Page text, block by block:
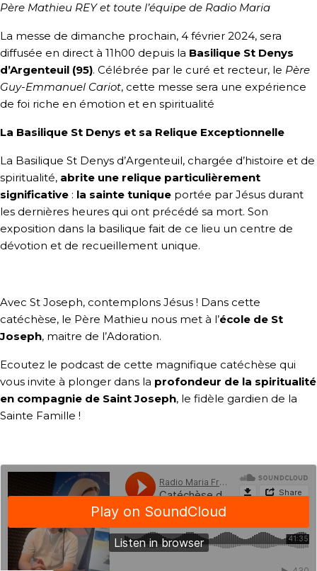
Père Mathieu REY et toute l’équipe de Radio Maria
La messe de dimanche prochain, 4 février 2024, sera
diffusée en direct à 11h00 depuis la Basilique St Denys
d’Argenteuil (95). Célébrée par le curé et recteur, le Père
Guy-Emmanuel Cariot, cette messe sera une expérience
de foi riche en émotion et en spiritualité
La Basilique St Denys et sa Relique Exceptionnelle
La Basilique St Denys d’Argenteuil, chargée d’histoire et de
spiritualité, abrite une relique particulièrement
significative : la sainte tunique portée par Jésus durant
les dernières heures qui ont précédé sa mort. Son
exposition dans la basilique fait de ce lieu un centre de
dévotion et de recueillement unique.
Avec St Joseph, contemplons Jésus ! Dans cette
catéchèse, le Père Mathieu nous met à l’école de St
Joseph, maitre de l’Adoration.
Ecoutez le podcast de cette magnifique catéchèse qui
vous invite à plonger dans la profondeur de la spiritualité
en compagnie de Saint Joseph, le fidèle gardien de la
Sainte Famille !